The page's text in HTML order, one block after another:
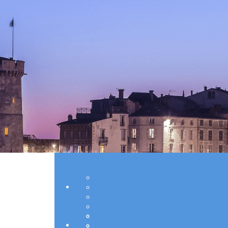
Menu
Ajoutez un logo, un bouton, des réseaux
Cliquez pour éditer